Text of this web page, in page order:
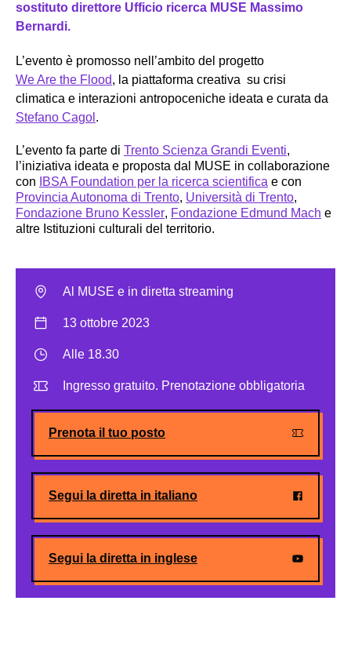
sostituto direttore Ufficio ricerca MUSE Massimo
Bernardi.
L’evento è promosso nell’ambito del progetto
We Are the Flood, la piattaforma creativa su crisi
climatica e interazioni antropoceniche ideata e curata da
Stefano Cagol .
L’evento fa parte di Trento Scienza Grandi Eventi,
l’iniziativa ideata e proposta dal MUSE in collaborazione
con
IBSA Foundation per la ricerca scientifica e con
Provincia Autonoma di Trento, Università di Trento,
Fondazione Bruno Kessler, Fondazione Edmund Mach e
altre Istituzioni culturali del territorio.
Al MUSE e in diretta streaming
13 ottobre 2023
Alle 18.30
Ingresso gratuito. Prenotazione obbligatoria
Prenota il tuo posto
Segui la diretta in italiano
Segui la diretta in inglese